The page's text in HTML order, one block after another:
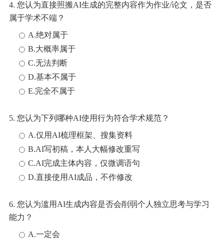
4. 您认为直接照搬AI生成的完整内容作为作业/论文，是否
属于学术不端？
A.绝对属于
B.大概率属于
C.无法判断
D.基本不属于
E.完全不属于
5. 您认为下列哪种AI使用行为符合学术规范？
A.仅用AI梳理框架、搜集资料
B.AI写初稿，本人大幅修改重写
C.AI完成主体内容，仅微调语句
D.直接使用AI成品，不作修改
6. 您认为滥用AI生成内容是否会削弱个人独立思考与学习
能力？
A.一定会